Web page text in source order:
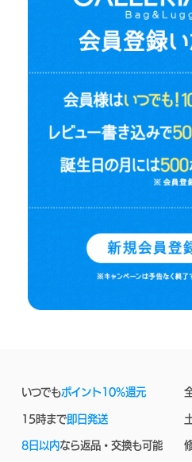
いつでもポイント10%還元
15時まで即日発送
8日以内なら返品・交換も可能